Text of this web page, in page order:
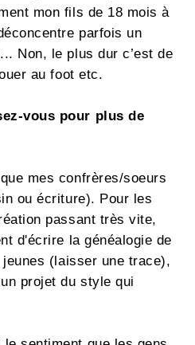
mon fils de 18 mois à
parfois un
Non, le plus dur c’est de
au foot etc.
vous pour plus de
mes confrères/soeurs
ou écriture). Pour les
passant très vite,
d'écrire la généalogie de
(laisser une trace),
projet du style qui